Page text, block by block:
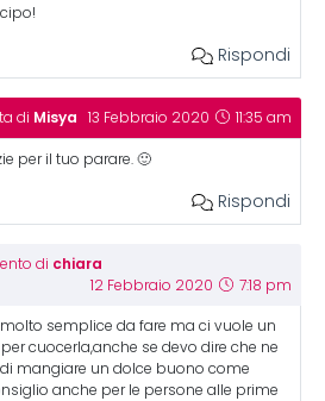
Rispondi
di Misya 13 Febbraio 2020 11:35 am
per il tuo parare. 🙂
Rispondi
di chiara
12 Febbraio 2020 7:18 pm
semplice da fare ma ci vuole un
cuocerla,anche se devo dire che ne
mangiare un dolce buono come
anche per le persone alle prime